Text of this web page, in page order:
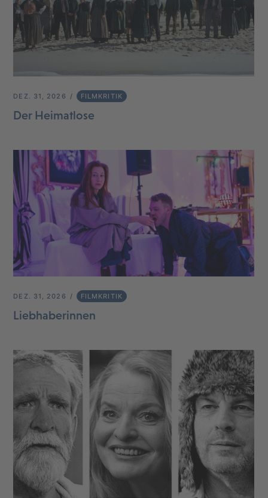
DEZ. 31, 2026 FILMKRITIK
Der Heimatlose
DEZ. 31, 2026 FILMKRITIK
Liebhaberinnen